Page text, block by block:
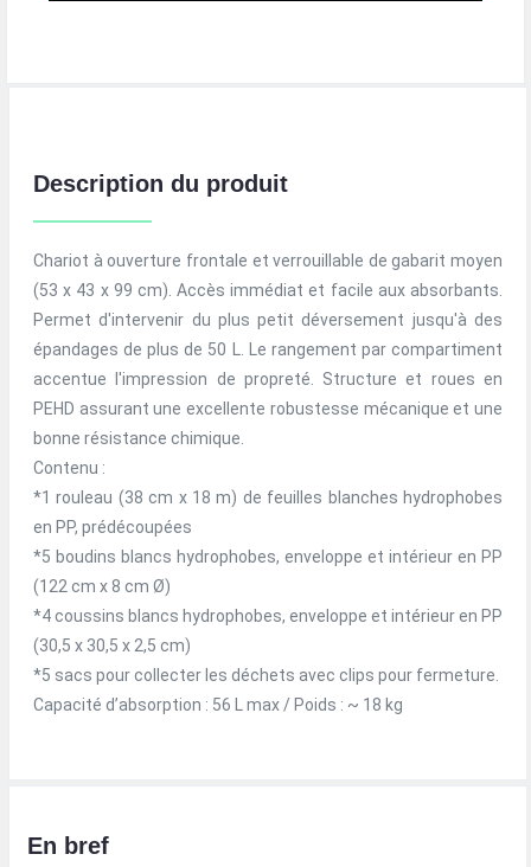
Description du produit
Chariot à ouverture frontale et verrouillable de gabarit moyen
(53 x 43 x 99 cm). Accès immédiat et facile aux absorbants.
Permet d'intervenir du plus petit déversement jusqu'à des
épandages de plus de 50 L. Le rangement par compartiment
accentue l'impression de propreté. Structure et roues en
PEHD assurant une excellente robustesse mécanique et une
bonne résistance chimique.
Contenu :
*1 rouleau (38 cm x 18 m) de feuilles blanches hydrophobes
en PP, prédécoupées
*5 boudins blancs hydrophobes, enveloppe et intérieur en PP
(122 cm x 8 cm Ø)
*4 coussins blancs hydrophobes, enveloppe et intérieur en PP
(30,5 x 30,5 x 2,5 cm)
*5 sacs pour collecter les déchets avec clips pour fermeture.
Capacité d’absorption : 56 L max / Poids : ~ 18 kg
En bref